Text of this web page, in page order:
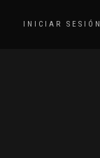
INICIAR SESIÓN